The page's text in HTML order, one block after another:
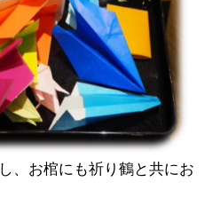
、お棺にも祈り鶴と共にお